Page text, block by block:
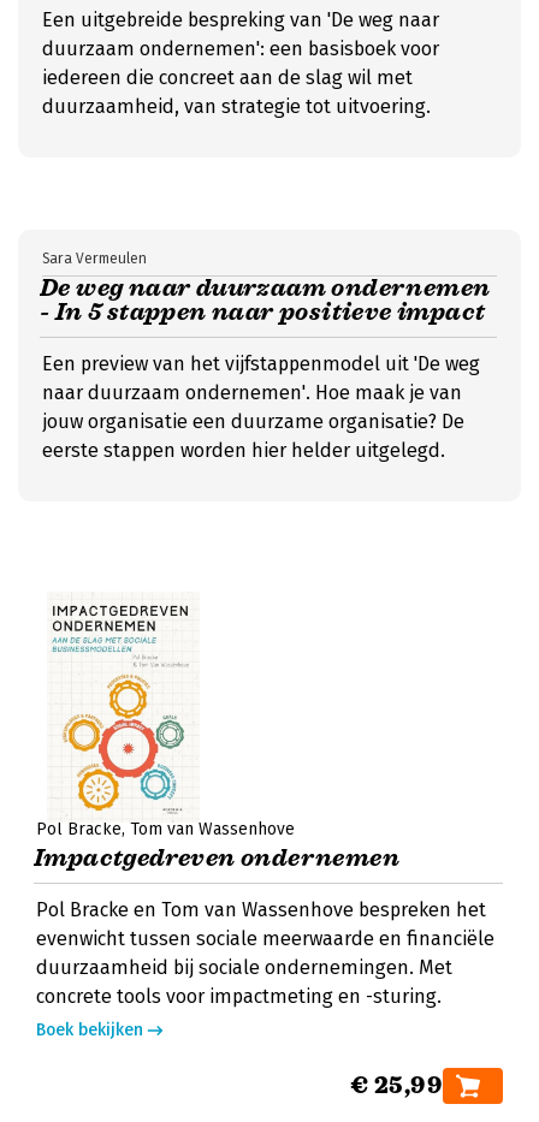
Een uitgebreide bespreking van 'De weg naar
duurzaam ondernemen': een basisboek voor
iedereen die concreet aan de slag wil met
duurzaamheid, van strategie tot uitvoering.
De weg naar duurzaam ondernemen
- In 5 stappen naar positieve impact
Sara Vermeulen
Een preview van het vijfstappenmodel uit 'De weg
naar duurzaam ondernemen'. Hoe maak je van
jouw organisatie een duurzame organisatie? De
eerste stappen worden hier helder uitgelegd.
Pol Bracke Tom van Wassenhove
Impactgedreven ondernemen
Pol Bracke en Tom van Wassenhove bespreken het
evenwicht tussen sociale meerwaarde en financiële
duurzaamheid bij sociale ondernemingen. Met
concrete tools voor impactmeting en -sturing.
Boek bekijken
€ 25,99